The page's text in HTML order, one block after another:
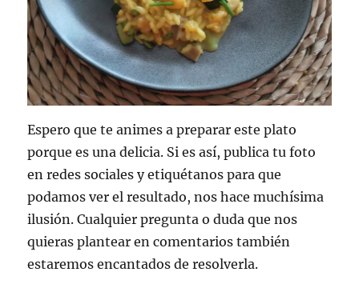
Espero que te animes a preparar este plato
porque es una delicia. Si es así, publica tu foto
en redes sociales y etiquétanos para que
podamos ver el resultado, nos hace muchísima
ilusión. Cualquier pregunta o duda que nos
quieras plantear en comentarios también
estaremos encantados de resolverla.